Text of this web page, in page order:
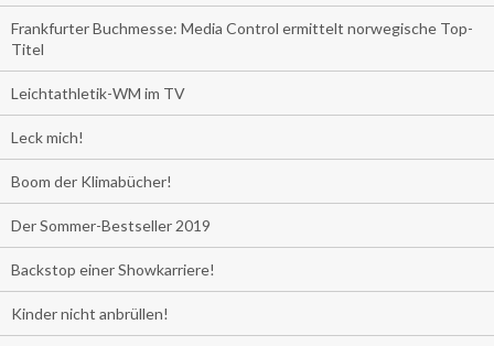
Frankfurter Buchmesse: Media Control ermittelt norwegische Top-
Titel
Leichtathletik-WM im TV
Leck mich!
Boom der Klimabücher!
Der Sommer-Bestseller 2019
Backstop einer Showkarriere!
Kinder nicht anbrüllen!